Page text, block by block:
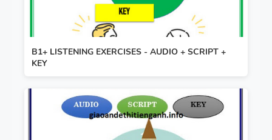
B1+ LISTENING EXERCISES - AUDIO + SCRIPT +
KEY